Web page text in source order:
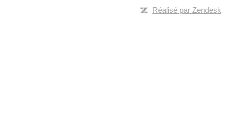
Réalisé par Zendesk